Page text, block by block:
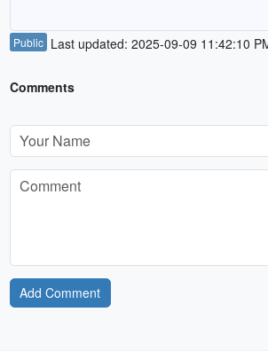
Public Last updated: 2025-09-09 11:42:10
Comments
Add Comment